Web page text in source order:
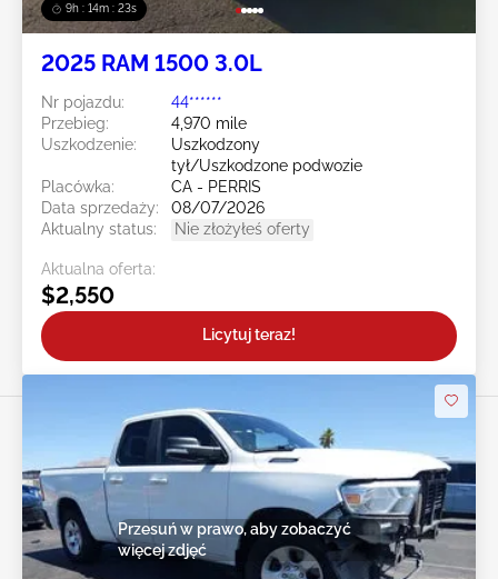
9h : 14m : 20s
2025 RAM 1500 3.0L
Nr pojazdu:
44******
Przebieg:
4,970 mile
Uszkodzenie:
Uszkodzony
tył/Uszkodzone podwozie
Placówka:
CA - PERRIS
Data sprzedaży:
08/07/2026
Aktualny status:
Nie złożyłeś oferty
Aktualna oferta:
$2,550
Licytuj teraz!
Przesuń w prawo, aby zobaczyć
więcej zdjęć